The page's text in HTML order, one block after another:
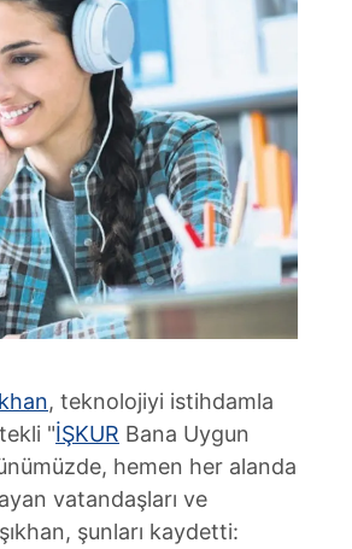
, teknolojiyi istihdamla
"İŞKUR Bana Uygun
hemen her alanda
vatandaşları ve
şunları kaydetti: